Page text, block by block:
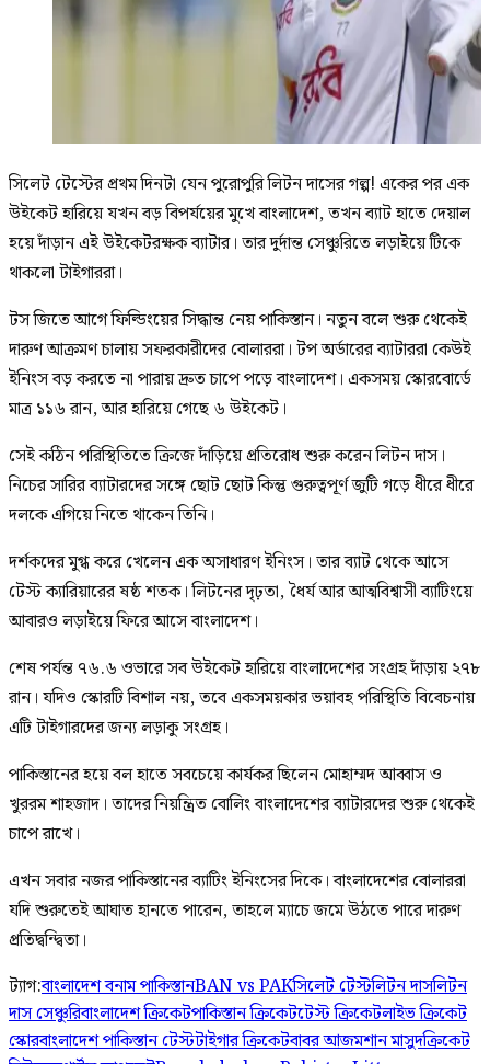
সিলেট টেস্টের প্রথম দিনটা যেন পুরোপুরি লিটন দাসের গল্প! একের পর এক
উইকেট হারিয়ে যখন বড় বিপর্যয়ের মুখে বাংলাদেশ, তখন ব্যাট হাতে দেয়াল
হয়ে দাঁড়ান এই উইকেটরক্ষক ব্যাটার। তার দুর্দান্ত সেঞ্চুরিতে লড়াইয়ে টিকে
থাকলো টাইগাররা।
টস জিতে আগে ফিল্ডিংয়ের সিদ্ধান্ত নেয় পাকিস্তান। নতুন বলে শুরু থেকেই
দারুণ আক্রমণ চালায় সফরকারীদের বোলাররা। টপ অর্ডারের ব্যাটাররা কেউই
ইনিংস বড় করতে না পারায় দ্রুত চাপে পড়ে বাংলাদেশ। একসময় স্কোরবোর্ডে
মাত্র ১১৬ রান, আর হারিয়ে গেছে ৬ উইকেট।
সেই কঠিন পরিস্থিতিতে ক্রিজে দাঁড়িয়ে প্রতিরোধ শুরু করেন লিটন দাস।
নিচের সারির ব্যাটারদের সঙ্গে ছোট ছোট কিন্তু গুরুত্বপূর্ণ জুটি গড়ে ধীরে ধীরে
দলকে এগিয়ে নিতে থাকেন তিনি।
দর্শকদের মুগ্ধ করে খেলেন এক অসাধারণ ইনিংস। তার ব্যাট থেকে আসে
টেস্ট ক্যারিয়ারের ষষ্ঠ শতক। লিটনের দৃঢ়তা, ধৈর্য আর আত্মবিশ্বাসী ব্যাটিংয়ে
আবারও লড়াইয়ে ফিরে আসে বাংলাদেশ।
শেষ পর্যন্ত ৭৬.৬ ওভারে সব উইকেট হারিয়ে বাংলাদেশের সংগ্রহ দাঁড়ায় ২৭৮
রান। যদিও স্কোরটি বিশাল নয়, তবে একসময়কার ভয়াবহ পরিস্থিতি বিবেচনায়
এটি টাইগারদের জন্য লড়াকু সংগ্রহ।
পাকিস্তানের হয়ে বল হাতে সবচেয়ে কার্যকর ছিলেন মোহাম্মদ আব্বাস ও
খুররম শাহজাদ। তাদের নিয়ন্ত্রিত বোলিং বাংলাদেশের ব্যাটারদের শুরু থেকেই
চাপে রাখে।
এখন সবার নজর পাকিস্তানের ব্যাটিং ইনিংসের দিকে। বাংলাদেশের বোলাররা
যদি শুরুতেই আঘাত হানতে পারেন, তাহলে ম্যাচে জমে উঠতে পারে দারুণ
প্রতিদ্বন্দ্বিতা।
ট্যাগ:বাংলাদেশ বনাম পাকিস্তানBAN vs PAKসিলেট টেস্টলিটন দাসলিটন
দাস সেঞ্চুরিবাংলাদেশ ক্রিকেটপাকিস্তান ক্রিকেটটেস্ট ক্রিকেটলাইভ ক্রিকেট
স্কোরবাংলাদেশ পাকিস্তান টেস্টটাইগার ক্রিকেটবাবর আজমশান মাসুদক্রিকেট